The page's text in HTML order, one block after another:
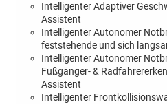
Intelligenter Adaptiver
Assistent
Intelligenter Autonomer
feststehende und sich
Intelligenter Autonomer
Fußgänger- &
Assistent
Intelligenter